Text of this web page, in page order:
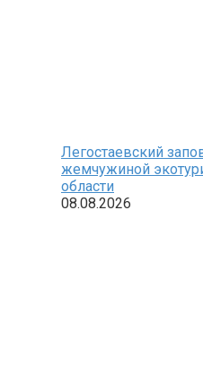
Легостаевский
жемчужиной
области
08.08.2026